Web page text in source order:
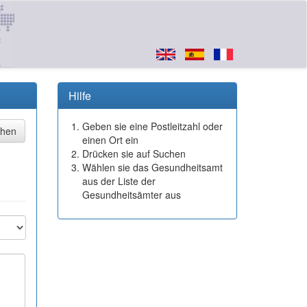
Hilfe
Geben sie eine Postleitzahl oder
einen Ort ein
Drücken sie auf Suchen
Wählen sie das Gesundheitsamt
aus der Liste der
Gesundheitsämter aus